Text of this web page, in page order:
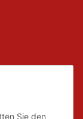
Sie den